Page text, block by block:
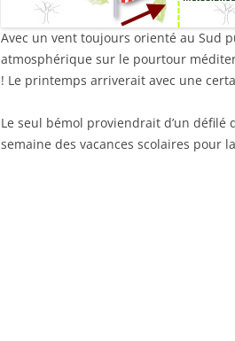
Avec un vent toujours orienté au Sud
atmosphérique sur le pourtour
! Le printemps arriverait avec une
Le seul bémol proviendrait d’un
semaine des vacances scolaires pour